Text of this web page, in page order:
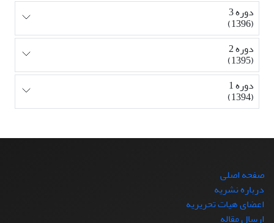
دوره 3
(1396)
دوره 2
(1395)
دوره 1
(1394)
صفحه اصلی
درباره نشریه
اعضای هیات تحریریه
ارسال مقاله